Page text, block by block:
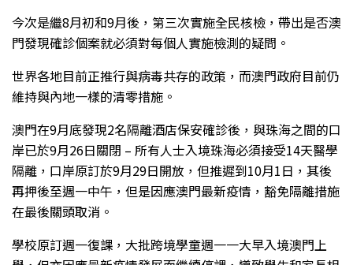
今次是繼8月初和9月後，第三次實施全民核檢，帶出是否澳
門發現確診個案就必須對每個人實施檢測的疑問。
世界各地目前正推行與病毒共存的政策，而澳門政府目前仍
維持與內地一樣的清零措施。
澳門在9月底發現2名隔離酒店保安確診後，與珠海之間的口
岸已於9月26日關閉 – 所有人士入境珠海必須接受14天醫學
隔離，口岸原訂於9月29日開放，但推遲到10月1日，其後
再押後至週一中午，但是因應澳門最新疫情，豁免隔離措施
在最後關頭取消。
學校原訂週一復課，大批跨境學童週一一大早入境澳門上